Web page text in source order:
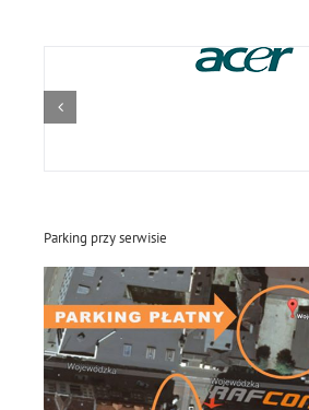
Parking przy serwisie